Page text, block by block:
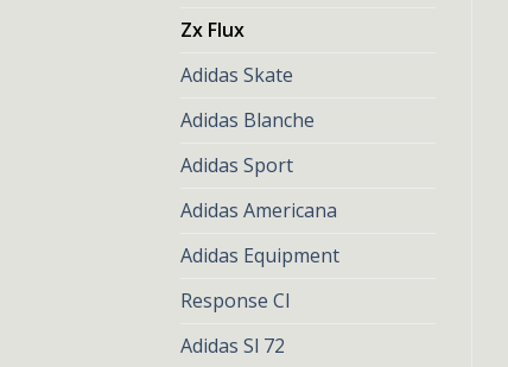
Zx Flux
Adidas Skate
Adidas Blanche
Adidas Sport
Adidas Americana
Adidas Equipment
Response Cl
Adidas Sl 72